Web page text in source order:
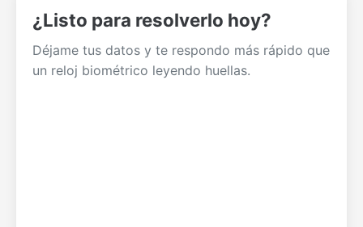
¿Listo para resolverlo hoy?
Déjame tus datos y te respondo más rápido que
un reloj biométrico leyendo huellas.